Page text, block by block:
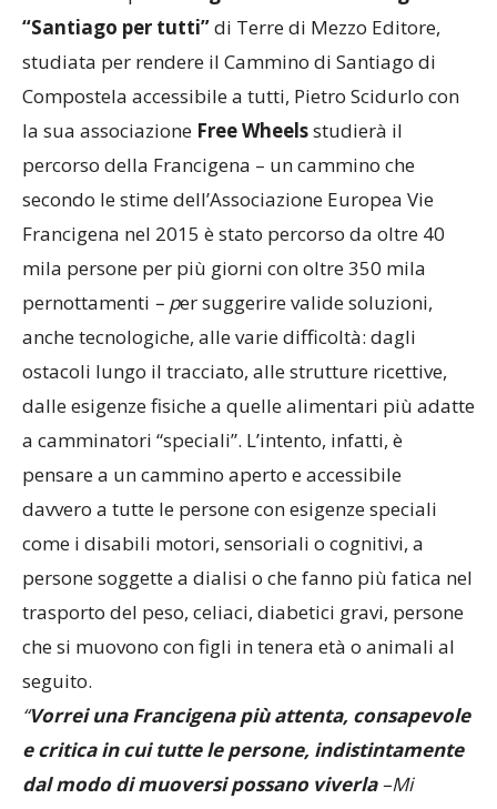
“Santiago per tutti”di Terre di Mezzo Editore,
studiata per rendere il Cammino di Santiago di
Compostela accessibile a tutti, Pietro Scidurlo con
la sua associazione Free Wheelsstudierà il
percorso della Francigena – un cammino che
secondo le stime dell’Associazione Europea Vie
Francigena nel 2015 è stato percorso da oltre 40
mila persone per più giorni con oltre 350 mila
pernottamenti – per suggerire valide soluzioni,
anche tecnologiche, alle varie difficoltà: dagli
ostacoli lungo il tracciato, alle strutture ricettive,
dalle esigenze fisiche a quelle alimentari più adatte
a camminatori “speciali”. L’intento, infatti, è
pensare a un cammino aperto e accessibile
davvero a tutte le persone con esigenze speciali
come i disabili motori, sensoriali o cognitivi, a
persone soggette a dialisi o che fanno più fatica nel
trasporto del peso, celiaci, diabetici gravi, persone
che si muovono con figli in tenera età o animali al
seguito.
“Vorrei una Francigena più attenta, consapevole
e critica in cui tutte le persone, indistintamente
dal modo di muoversi possano viverla–Mi